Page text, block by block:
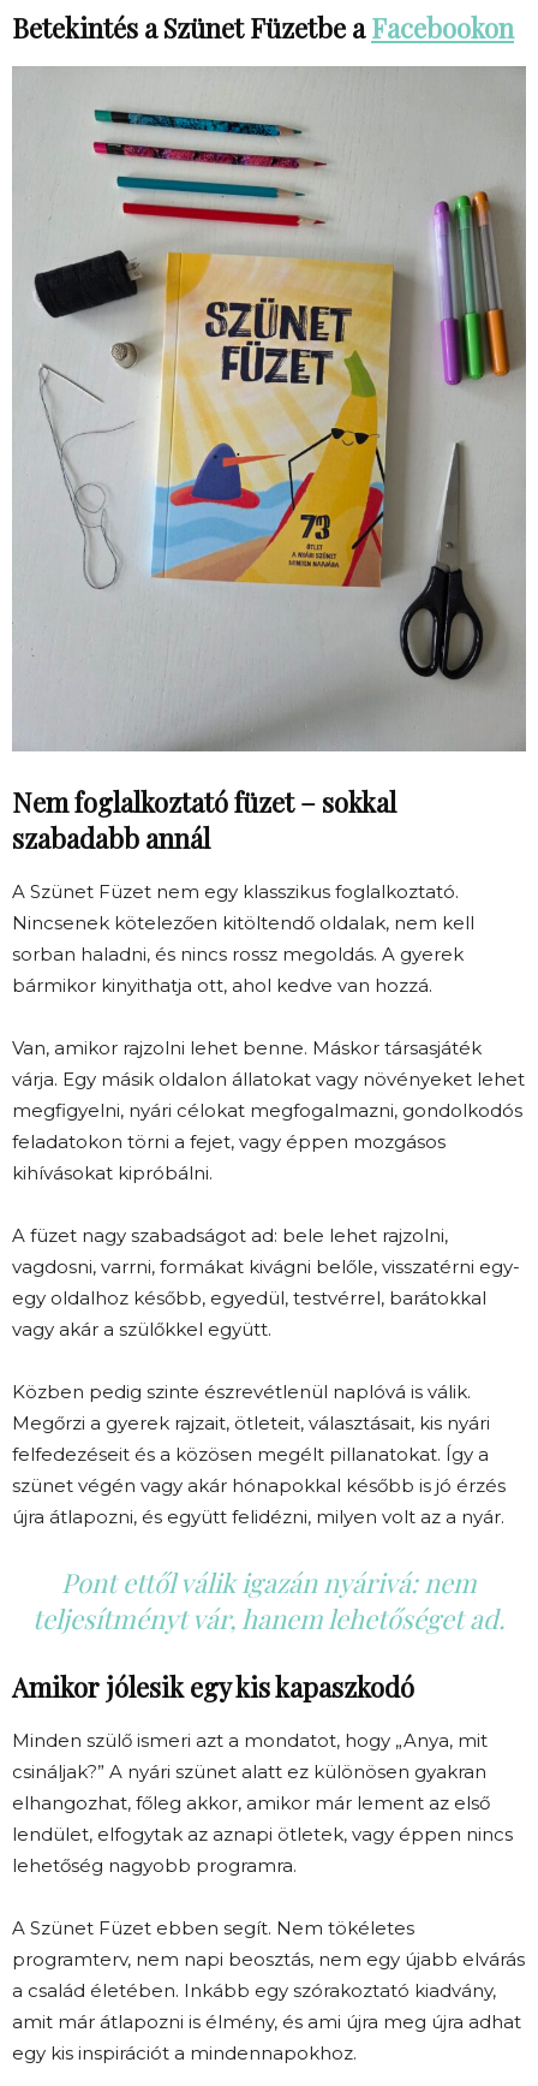
Betekintés a Szünet Füzetbe aFacebookon
Nem foglalkoztató füzet – sokkal
szabadabb annál
A Szünet Füzet nem egy klasszikus foglalkoztató.
Nincsenek kötelezően kitöltendő oldalak, nem kell
sorban haladni, és nincs rossz megoldás. A gyerek
bármikor kinyithatja ott, ahol kedve van hozzá.
Van, amikor rajzolni lehet benne. Máskor társasjáték
várja. Egy másik oldalon állatokat vagy növényeket lehet
megfigyelni, nyári célokat megfogalmazni, gondolkodós
feladatokon törni a fejet, vagy éppen mozgásos
kihívásokat kipróbálni.
A füzet nagy szabadságot ad: bele lehet rajzolni,
vagdosni, varrni, formákat kivágni belőle, visszatérni egy-
egy oldalhoz később, egyedül, testvérrel, barátokkal
vagy akár a szülőkkel együtt.
Közben pedig szinte észrevétlenül naplóvá is válik.
Megőrzi a gyerek rajzait, ötleteit, választásait, kis nyári
felfedezéseit és a közösen megélt pillanatokat. Így a
szünet végén vagy akár hónapokkal később is jó érzés
újra átlapozni, és együtt felidézni, milyen volt az a nyár.
Pont ettől válik igazán nyárivá: nem
teljesítményt vár, hanem lehetőséget ad.
Amikor jólesik egy kis kapaszkodó
Minden szülő ismeri azt a mondatot, hogy „Anya, mit
csináljak?” A nyári szünet alatt ez különösen gyakran
elhangozhat, főleg akkor, amikor már lement az első
lendület, elfogytak az aznapi ötletek, vagy éppen nincs
lehetőség nagyobb programra.
A Szünet Füzet ebben segít. Nem tökéletes
programterv, nem napi beosztás, nem egy újabb elvárás
a család életében. Inkább egy szórakoztató kiadvány,
amit már átlapozni is élmény, és ami újra meg újra adhat
egy kis inspirációt a mindennapokhoz.